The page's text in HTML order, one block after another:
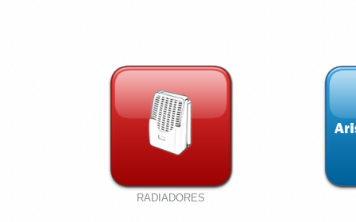
RADIADORES